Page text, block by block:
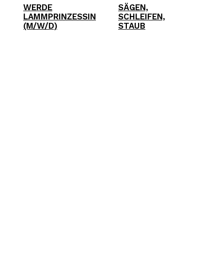
WERDE
LAMMPRINZESSIN
(M/W/D)
SÄGEN,
SCHLEIFEN,
STAUB